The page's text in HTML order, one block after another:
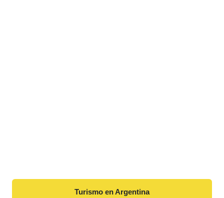
Turismo en Argentina